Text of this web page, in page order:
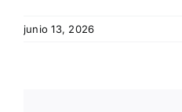
junio 13, 2026